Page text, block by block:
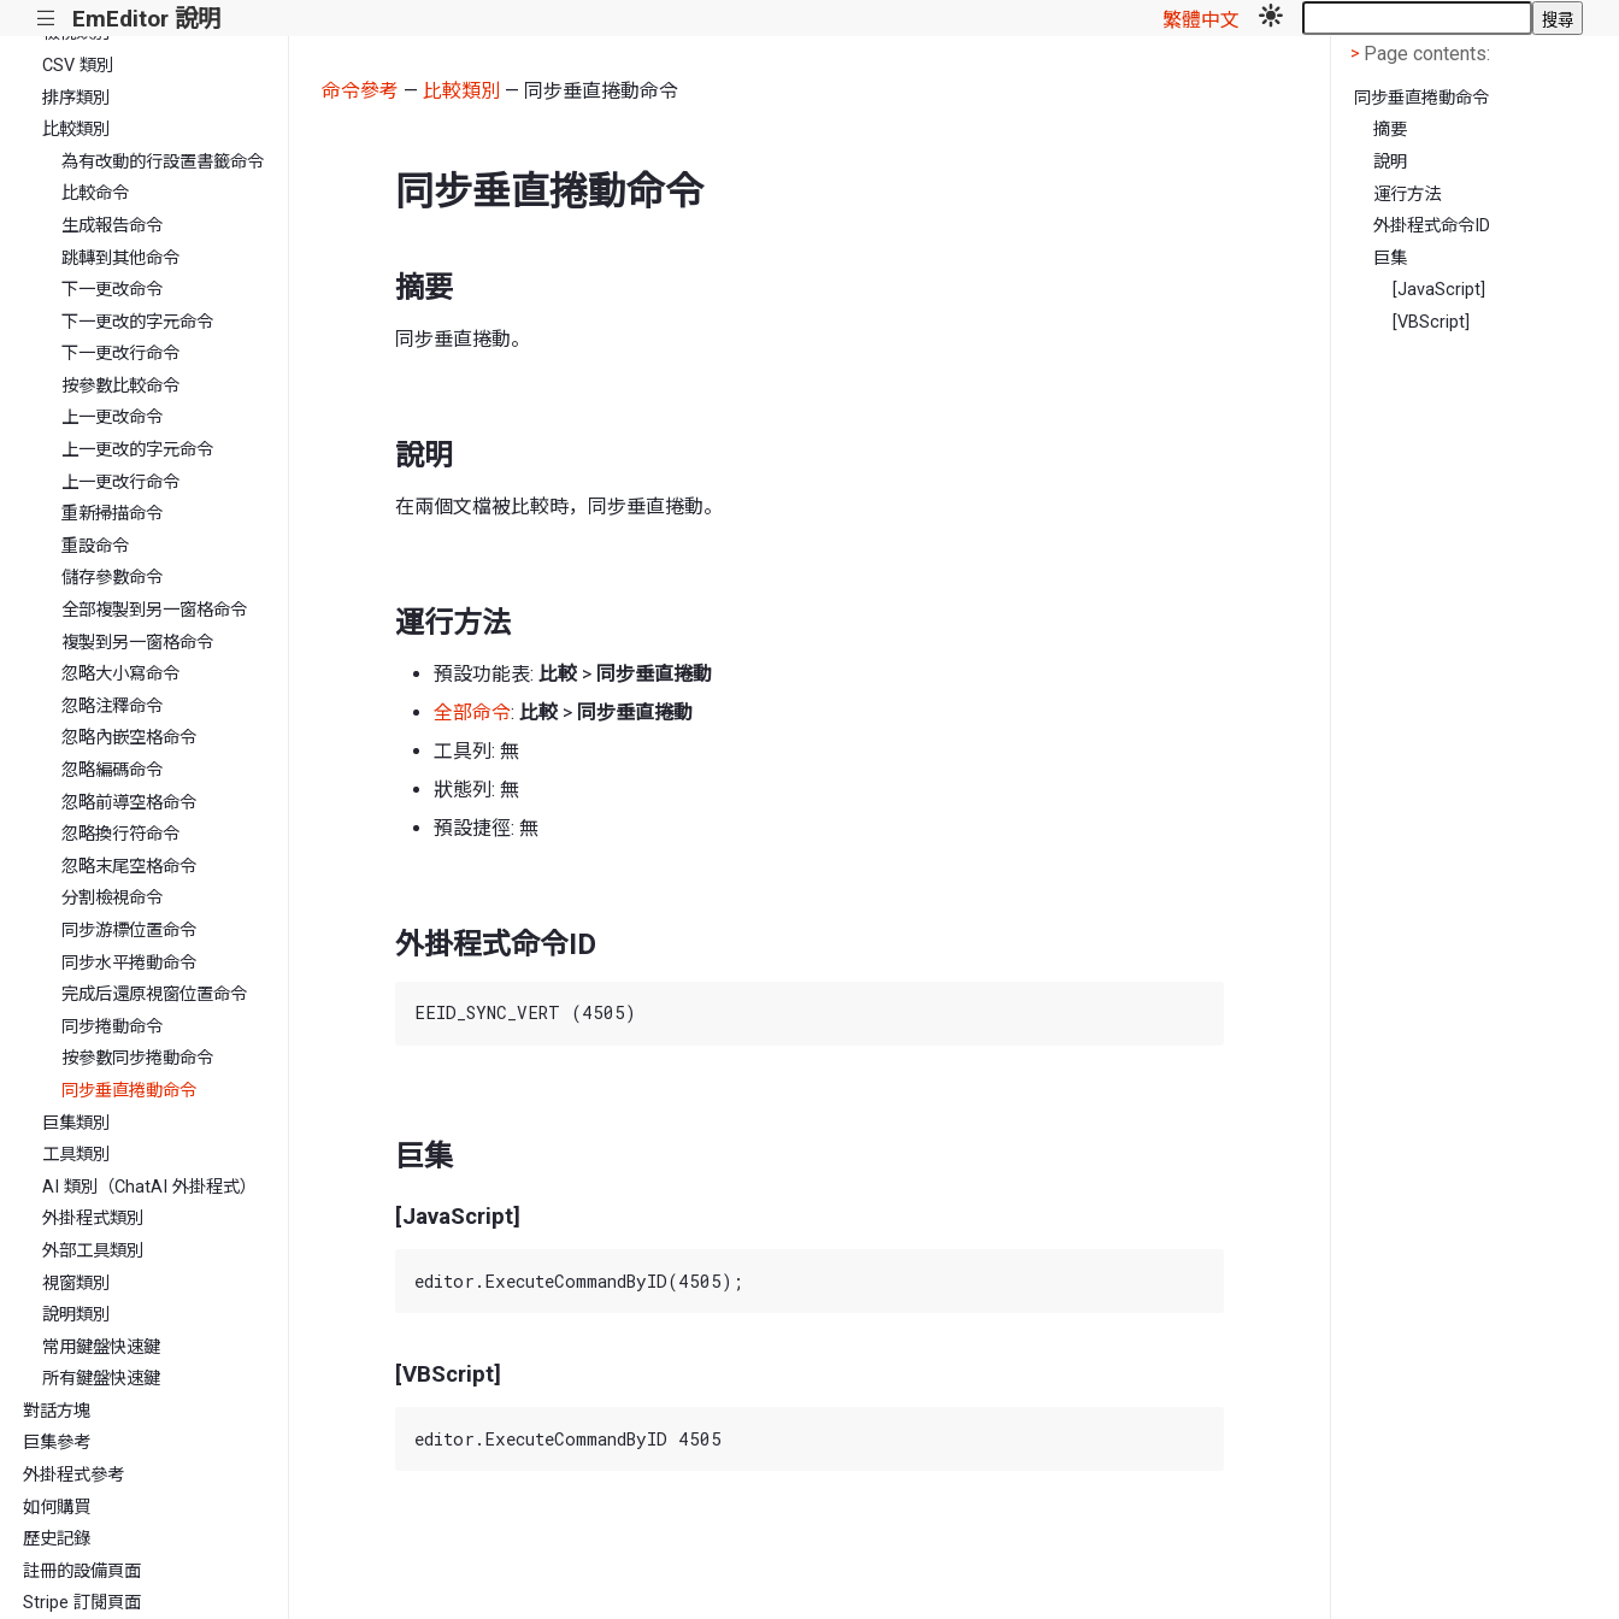
||| EmEditor 說明 繁體中文 搜尋
檢視類別
CSV 類別
排序類別
比較類別
為有改動的行設置書籤命令
比較命令
生成報告命令
跳轉到其他命令
下一更改命令
下一更改的字元命令
下一更改行命令
按參數比較命令
上一更改命令
上一更改的字元命令
上一更改行命令
重新掃描命令
重設命令
儲存參數命令
全部複製到另一窗格命令
複製到另一窗格命令
忽略大小寫命令
忽略注釋命令
忽略內嵌空格命令
忽略編碼命令
忽略前導空格命令
忽略換行符命令
忽略末尾空格命令
分割檢視命令
同步游標位置命令
同步水平捲動命令
完成后還原視窗位置命令
同步捲動命令
按參數同步捲動命令
同步垂直捲動命令
巨集類別
工具類別
AI 類別（ChatAI 外掛程式）
外掛程式類別
外部工具類別
視窗類別
說明類別
常用鍵盤快速鍵
所有鍵盤快速鍵
對話方塊
巨集參考
外掛程式參考
如何購買
歷史記錄
註冊的設備頁面
Stripe 訂閱頁面
命令參考 — 比較類別 — 同步垂直捲動命令
同步垂直捲動命令
摘要
同步垂直捲動。
說明
在兩個文檔被比較時，同步垂直捲動。
運行方法
預設功能表: 比較 > 同步垂直捲動
全部命令: 比較 > 同步垂直捲動
工具列: 無
狀態列: 無
預設捷徑: 無
外掛程式命令ID
巨集
[JavaScript]
[VBScript]
< Page contents
> Page contents:
同步垂直捲動命令
摘要
說明
運行方法
外掛程式命令ID
巨集
[JavaScript]
[VBScript]